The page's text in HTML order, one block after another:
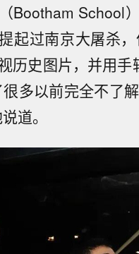
Bootham School
起过南京大屠杀
历史图片，并用手
很多以前完全不了
道。